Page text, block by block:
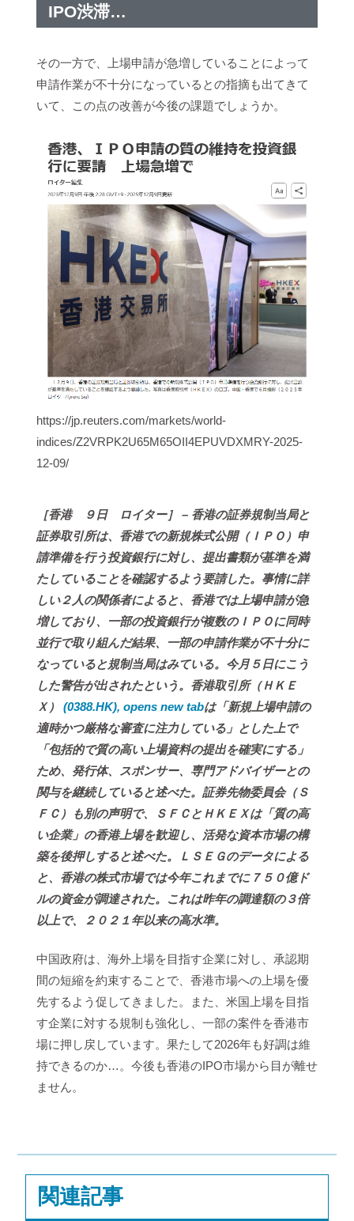
IPO渋滞…
その一方で、上場申請が急増していることによって
申請作業が不十分になっているとの指摘も出てきて
いて、この点の改善が今後の課題でしょうか。
https://jp.reuters.com/markets/world-
indices/Z2VRPK2U65M65OII4EPUVDXMRY-2025-
12-09/
［香港 ９日 ロイター］ – 香港の証券規制当局と
証券取引所は、香港での新規株式公開（ＩＰＯ）申
請準備を行う投資銀行に対し、提出書類が基準を満
たしていることを確認するよう要請した。事情に詳
しい２人の関係者によると、香港では上場申請が急
増しており、一部の投資銀行が複数のＩＰＯに同時
並行で取り組んだ結果、一部の申請作業が不十分に
なっていると規制当局はみている。今月５日にこう
した警告が出されたという。香港取引所（ＨＫＥ
Ｘ） (0388.HK), opens new tabは「新規上場申請の
適時かつ厳格な審査に注力している」とした上で
「包括的で質の高い上場資料の提出を確実にする」
ため、発行体、スポンサー、専門アドバイザーとの
関与を継続していると述べた。証券先物委員会（Ｓ
ＦＣ）も別の声明で、ＳＦＣとＨＫＥＸは「質の高
い企業」の香港上場を歓迎し、活発な資本市場の構
築を後押しすると述べた。ＬＳＥＧのデータによる
と、香港の株式市場では今年これまでに７５０億ド
ルの資金が調達された。これは昨年の調達額の３倍
以上で、２０２１年以来の高水準。
中国政府は、海外上場を目指す企業に対し、承認期
間の短縮を約束することで、香港市場への上場を優
先するよう促してきました。また、米国上場を目指
す企業に対する規制も強化し、一部の案件を香港市
場に押し戻しています。果たして2026年も好調は維
持できるのか…。今後も香港のIPO市場から目が離せ
ません。
関連記事